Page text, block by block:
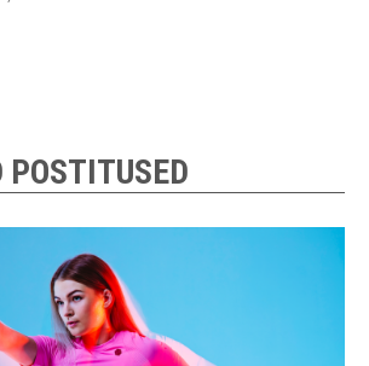
POSTITUSED